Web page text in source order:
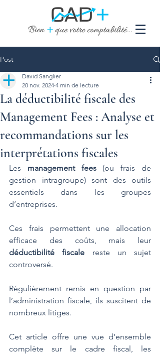
Post
La déductibilité fiscale des
Management Fees : Analyse et
recommandations sur les
interprétations fiscales
David Sanglier
20 nov. 2024 4 min de lecture
Les management fees (ou frais de
gestion intragroupe) sont des outils
essentiels dans les groupes
d’entreprises.
Ces frais permettent une allocation
déductibilité fiscale reste un sujet
controversé.
Régulièrement remis en question par
l’administration fiscale, ils suscitent de
nombreux litiges.
Cet article offre une vue d’ensemble
complète sur le cadre fiscal, les